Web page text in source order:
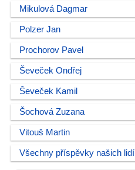
Mikulová Dagmar
Polzer Jan
Prochorov Pavel
Ševeček Ondřej
Ševeček Kamil
Šochová Zuzana
Vitouš Martin
Všechny příspěvky našich lidí